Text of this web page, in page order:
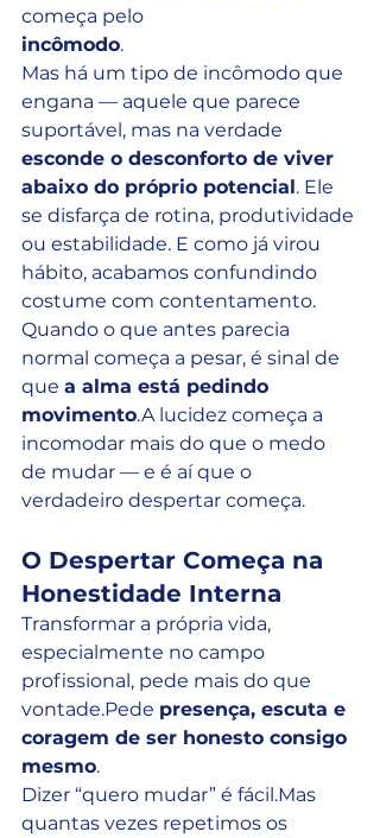
começa pelo
incômodo.
Mas há um tipo de incômodo que
engana — aquele que parece
suportável, mas na verdade
esconde o desconforto de viver
abaixo do próprio potencial. Ele
se disfarça de rotina, produtividade
ou estabilidade. E como já virou
hábito, acabamos confundindo
costume com contentamento.
Quando o que antes parecia
normal começa a pesar, é sinal de
que a alma está pedindo
movimento.A lucidez começa a
incomodar mais do que o medo
de mudar — e é aí que o
verdadeiro despertar começa.
O Despertar Começa na
Honestidade Interna
Transformar a própria vida,
especialmente no campo
profissional, pede mais do que
vontade.Pede presença, escuta e
coragem de ser honesto consigo
mesmo.
Dizer “quero mudar” é fácil.Mas
quantas vezes repetimos os